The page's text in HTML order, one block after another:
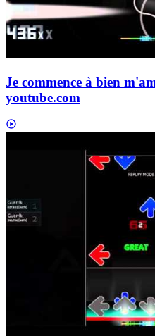
Je commence à bien
youtube.com